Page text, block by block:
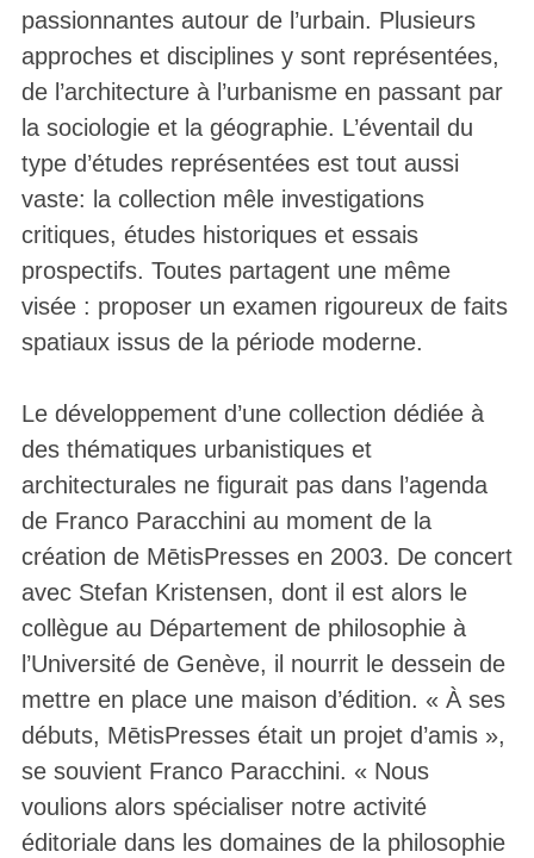
passionnantes autour de l’urbain. Plusieurs
approches et disciplines y sont représentées,
de l’architecture à l’urbanisme en passant par
la sociologie et la géographie. L’éventail du
type d’études représentées est tout aussi
vaste: la collection mêle investigations
critiques, études historiques et essais
prospectifs. Toutes partagent une même
visée : proposer un examen rigoureux de faits
spatiaux issus de la période moderne.
Le développement d’une collection dédiée à
des thématiques urbanistiques et
architecturales ne figurait pas dans l’agenda
de Franco Paracchini au moment de la
création de MētisPresses en 2003. De concert
avec Stefan Kristensen, dont il est alors le
collègue au Département de philosophie à
l’Université de Genève, il nourrit le dessein de
mettre en place une maison d’édition. « À ses
débuts, MētisPresses était un projet d’amis »,
se souvient Franco Paracchini. « Nous
voulions alors spécialiser notre activité
éditoriale dans les domaines de la philosophie